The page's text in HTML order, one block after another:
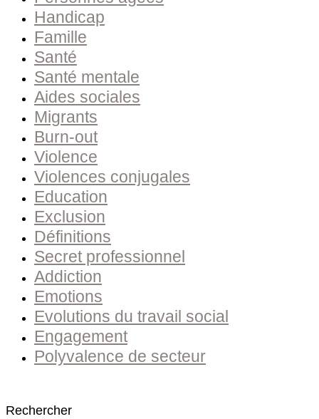
Handicap
Famille
Santé
Santé mentale
Aides sociales
Migrants
Burn-out
Violence
Violences conjugales
Education
Exclusion
Définitions
Secret professionnel
Addiction
Emotions
Evolutions du travail social
Engagement
Polyvalence de secteur
Rechercher